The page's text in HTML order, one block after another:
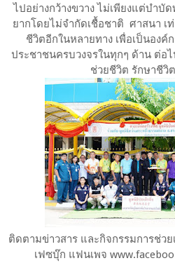
ไปอย่างกว้างขวาง ไม่เพียงแต่บำ
ยากโดยไม่จำกัดเชื้อชาติ ศาสนา
ชีวิตอีกในหลายทาง เพื่อเป็นอง
ประชาชนครบวงจรในทุกๆ ด้าน ต่อ
ช่วยชีวิต รักษาชีวิ
ติดตามข่าวสาร และกิจกรรมการช่ว
เฟซบุ๊ก แฟนเพจ